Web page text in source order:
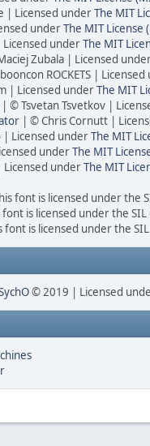
| Licensed underThe MIT
underThe MIT License
underThe MIT
Zubala | Licensed
ROCKETS | Licensed
| Licensed underThe MIT
© Tsvetan Tsvetkov |
| © Chris Cornutt |
Licensed underThe MIT
underThe MIT
Licensed underThe MIT
font is licensed under the
is licensed under the SIL
is licensed under the
© 2019 | Licensed